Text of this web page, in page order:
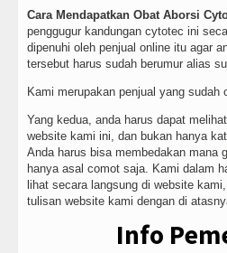
Cara Mendapatkan Obat Aborsi
penggugur kandungan cytotec ini
dipenuhi oleh penjual online itu agar
tersebut harus sudah berumur alias
Kami merupakan penjual yang
Yang kedua, anda harus dapat
website kami ini, dan bukan hanya
Anda harus bisa membedakan mana
hanya asal comot saja. Kami dalam
lihat secara langsung di website
tulisan website kami dengan di
Info